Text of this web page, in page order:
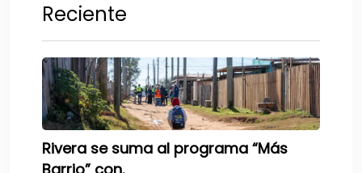
Reciente
Rivera se suma al programa “Más